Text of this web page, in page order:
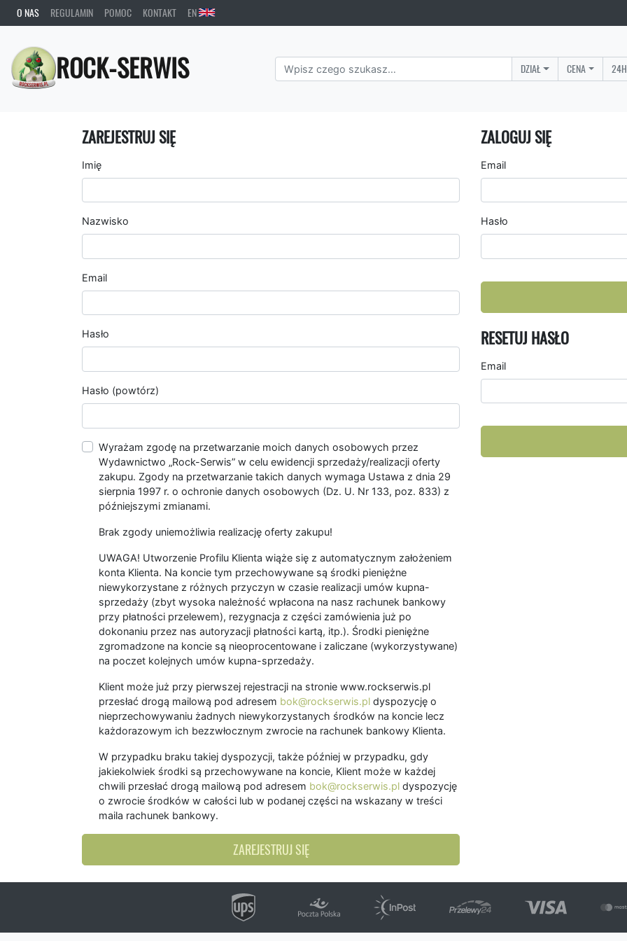
O NAS REGULAMIN POMOC KONTAKT EN
ROCK-SERWIS DZIAŁ CENA
ZAREJESTRUJ SIĘ
Imię
Nazwisko
Email
Hasło
Hasło (powtórz)
Wyrażam zgodę na przetwarzanie moich danych osobowych przez
Wydawnictwo „Rock-Serwis” w celu ewidencji sprzedaży/realizacji oferty
zakupu. Zgody na przetwarzanie takich danych wymaga Ustawa z dnia 29
sierpnia 1997 r. o ochronie danych osobowych (Dz. U. Nr 133, poz. 833) z
późniejszymi zmianami.
Brak zgody uniemożliwia realizację oferty zakupu!
UWAGA! Utworzenie Profilu Klienta wiąże się z automatycznym założeniem
konta Klienta. Na koncie tym przechowywane są środki pieniężne
niewykorzystane z różnych przyczyn w czasie realizacji umów kupna-
sprzedaży (zbyt wysoka należność wpłacona na nasz rachunek bankowy
przy płatności przelewem), rezygnacja z części zamówienia już po
dokonaniu przez nas autoryzacji płatności kartą, itp.). Środki pieniężne
zgromadzone na koncie są nieoprocentowane i zaliczane (wykorzystywane)
na poczet kolejnych umów kupna-sprzedaży.
Klient może już przy pierwszej rejestracji na stronie www.rockserwis.pl
przesłać drogą mailową pod adresem bok@rockserwis.pl dyspozycję o
nieprzechowywaniu żadnych niewykorzystanych środków na koncie lecz
każdorazowym ich bezzwłocznym zwrocie na rachunek bankowy Klienta.
W przypadku braku takiej dyspozycji, także później w przypadku, gdy
jakiekolwiek środki są przechowywane na koncie, Klient może w każdej
chwili przesłać drogą mailową pod adresem bok@rockserwis.pl dyspozycję
o zwrocie środków w całości lub w podanej części na wskazany w treści
maila rachunek bankowy.
ZAREJESTRUJ SIĘ
ZALOGUJ SIĘ
Email
Hasło
RESETUJ HASŁO
Email